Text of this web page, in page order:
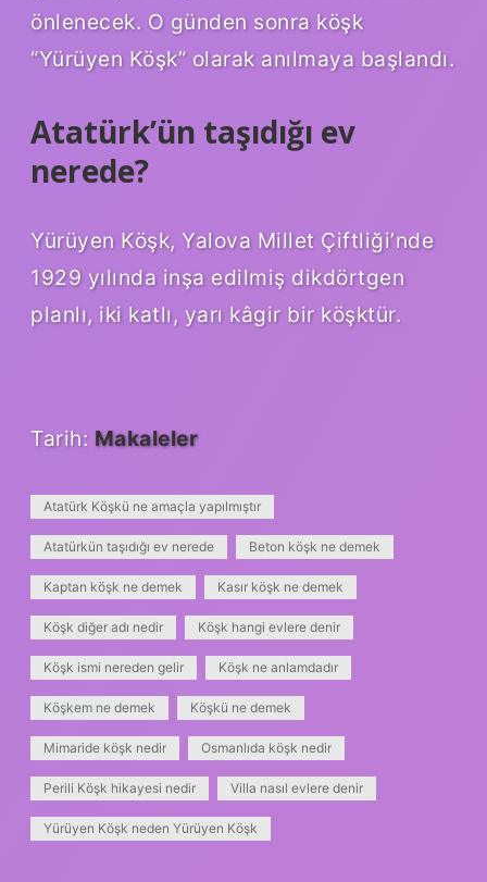
önlenecek. O günden sonra köşk
“Yürüyen Köşk” olarak anılmaya başlandı.
Atatürk’ün taşıdığı ev
nerede?
Yürüyen Köşk, Yalova Millet Çiftliği’nde
1929 yılında inşa edilmiş dikdörtgen
planlı, iki katlı, yarı kâgir bir köşktür.
Tarih: Makaleler
Atatürk Köşkü ne amaçla yapılmıştır
Atatürkün taşıdığı ev nerede Beton köşk ne demek
Kaptan köşk ne demek Kasır köşk ne demek
Köşk diğer adı nedir Köşk hangi evlere denir
Köşk ismi nereden gelir Köşk ne anlamdadır
Köşkem ne demek Köşkü ne demek
Mimaride köşk nedir Osmanlıda köşk nedir
Perili Köşk hikayesi nedir Villa nasıl evlere denir
Yürüyen Köşk neden Yürüyen Köşk